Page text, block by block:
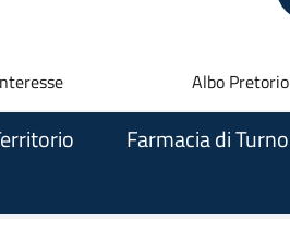
Albo Pretorio
Farmacia di Turno